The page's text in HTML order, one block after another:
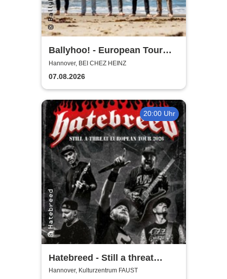
Ballyhoo! - European Tour
2026
Hannover, BEI CHEZ HEINZ
07.08.2026
20:00 Uhr
Hatebreed - Still a threat
European Tour 2026
Hannover, Kulturzentrum FAUST